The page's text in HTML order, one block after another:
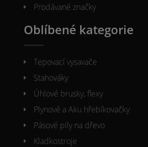
Prodávané značky
Oblíbené kategorie
Tepovací vysavače
Stahováky
Úhlové brusky, flexy
Plynové a Aku hřebíkovačky
Pásové pily na dřevo
Kladkostroje